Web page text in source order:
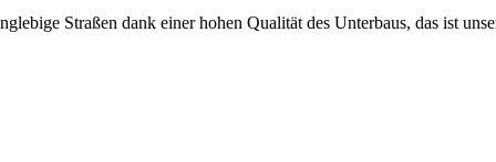
Straßen dank einer hohen Qualität des Unterbaus, das ist